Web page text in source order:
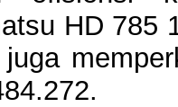
HD 785